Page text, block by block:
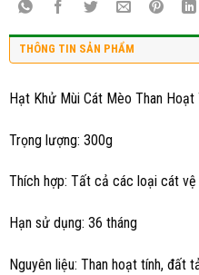
THÔNG TIN SẢN PHẨM
Hạt Khử Mùi Cát Mèo Than Hoạt
Trọng lượng: 300g
Thích hợp: Tất cả các loại cát vệ
Hạn sử dụng: 36 tháng
Nguyên liệu: Than hoạt tính, đất